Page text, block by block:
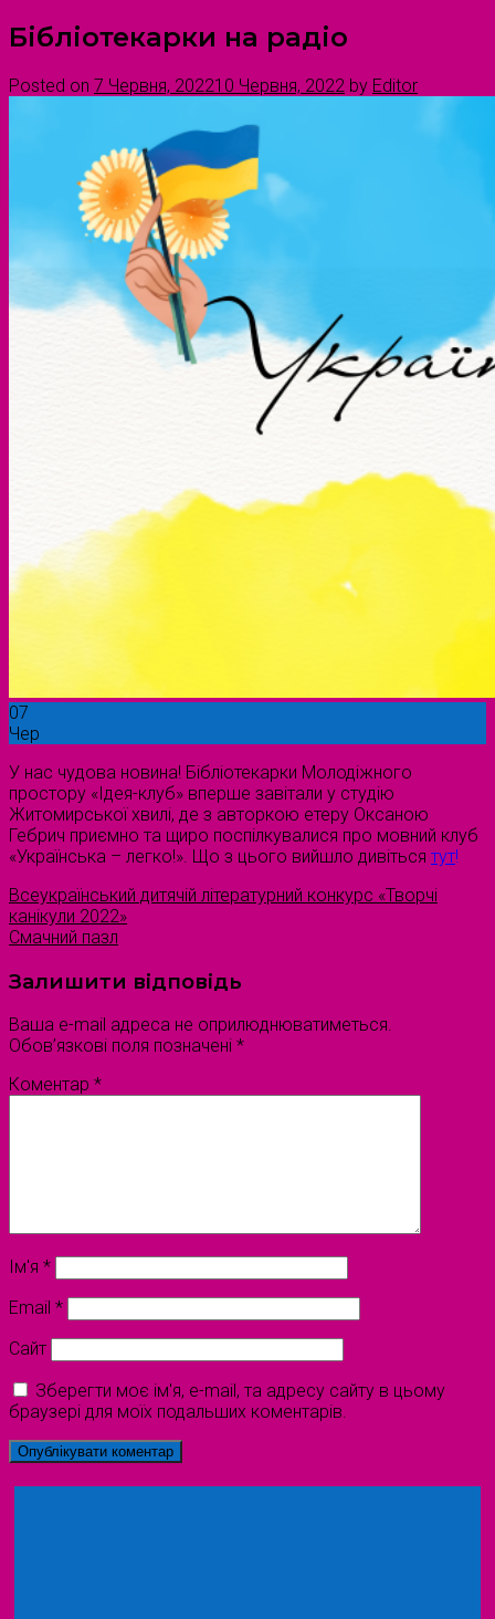
Бібліотекарки на радіо
Posted on 7 Червня, 202210 Червня, 2022 by Editor
07
Чер
У нас чудова новина! Бібліотекарки Молодіжного
простору «Ідея-клуб» вперше завітали у студію
Житомирської хвилі, де з авторкою етеру Оксаною
Гебрич приємно та щиро поспілкувалися про мовний клуб
«Українська – легко!». Що з цього вийшло дивіться тут!
Всеукраїнський дитячій літературний конкурс «Творчі
канікули 2022»
Смачний пазл
Залишити відповідь
Ваша e-mail адреса не оприлюднюватиметься.
Обов’язкові поля позначені *
Коментар *
Ім'я *
Email *
Сайт
Зберегти моє ім'я, e-mail, та адресу сайту в цьому
браузері для моїх подальших коментарів.